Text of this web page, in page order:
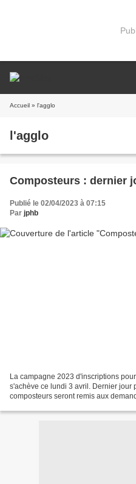
Accueil » l'agglo
l'agglo
Composteurs : dernier
Publié le 02/04/2023 à 07:15
Par jphb
La campagne 2023 d'inscriptions
s'achève ce lundi 3 avril. Dernier jour
composteurs seront remis aux